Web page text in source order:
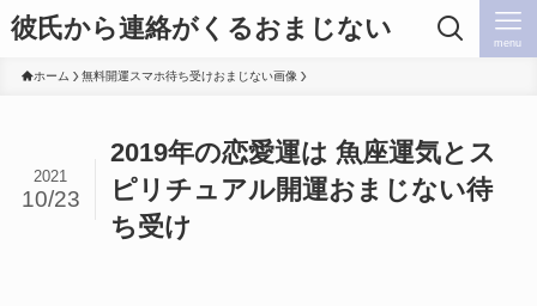
彼氏から連絡がくるおまじない menu
ホーム 無料開運スマホ待ち受けおまじない画像
2019年の恋愛運は 魚座運気とス
ピリチュアル開運おまじない待
ち受け
2021
10/23